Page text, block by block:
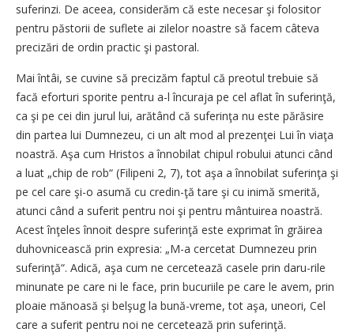
suferinzi. De aceea, considerăm că este necesar şi folositor
pentru păstorii de suflete ai zilelor noastre să facem câteva
precizări de ordin practic şi pastoral.
Mai întâi, se cuvine să precizăm faptul că preotul trebuie să
facă eforturi sporite pentru a-l încuraja pe cel aflat în suferinţă,
ca şi pe cei din jurul lui, arătând că suferinţa nu este părăsire
din partea lui Dumnezeu, ci un alt mod al prezenţei Lui în viaţa
noastră. Aşa cum Hristos a înnobilat chipul robului atunci când
a luat „chip de rob“ (Filipeni 2, 7), tot aşa a înnobilat suferinţa şi
pe cel care şi-o asumă cu credin-ţă tare şi cu inimă smerită,
atunci când a suferit pentru noi şi pentru mântuirea noastră.
Acest înţeles înnoit despre suferinţă este exprimat în grăirea
duhovnicească prin expresia: „M-a cercetat Dumnezeu prin
suferinţă“. Adică, aşa cum ne cercetează casele prin daru-rile
minunate pe care ni le face, prin bucuriile pe care le avem, prin
ploaie mănoasă şi belşug la bună-vreme, tot aşa, uneori, Cel
care a suferit pentru noi ne cercetează prin suferinţă.